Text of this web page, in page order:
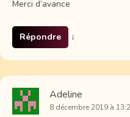
Merci d’avance
Répondre ↓
Adeline
8 décembre 2019 à